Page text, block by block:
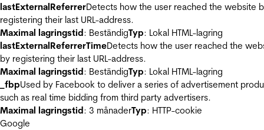
lastExternalReferrerDetects how the user reached the website
registering their last URL-address.
Maximal lagringstid: BeständigTyp: Lokal HTML-lagring
lastExternalReferrerTimeDetects how the user reached the
by registering their last URL-address.
Maximal lagringstid: BeständigTyp: Lokal HTML-lagring
_fbpUsed by Facebook to deliver a series of advertisement
such as real time bidding from third party advertisers.
Maximal lagringstid: 3 månaderTyp: HTTP-cookie
Google